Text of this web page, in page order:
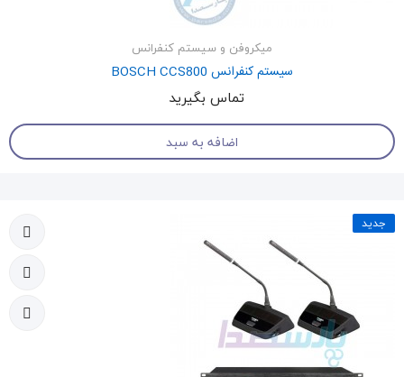
میکروفن و سیستم کنفرانس
سیستم کنفرانس BOSCH CCS800
تماس بگیرید
اضافه به سبد
جدید